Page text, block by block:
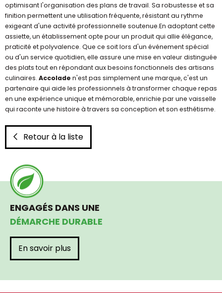
optimisant l'organisation des plans de travail. Sa robustesse et sa
finition permettent une utilisation fréquente, résistant au rythme
exigeant d'une activité professionnelle soutenue.En adoptant cette
assiette, un établissement opte pour un produit qui allie élégance,
praticité et polyvalence. Que ce soit lors d'un événement spécial
ou d'un service quotidien, elle assure une mise en valeur distinguée
des plats tout en répondant aux besoins fonctionnels des artisans
culinaires. Accolade n'est pas simplement une marque, c'est un
partenaire qui aide les professionnels à transformer chaque repas
en une expérience unique et mémorable, enrichie par une vaisselle
qui raconte une histoire à travers sa conception et son esthétisme.
Retour à la liste
ENGAGÉS DANS UNE
DÉMARCHE DURABLE
En savoir plus